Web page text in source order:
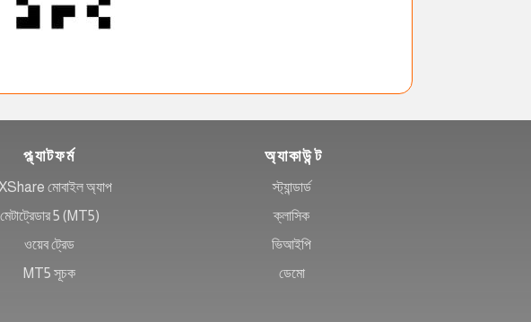
প্ল্যাটফর্ম
মোবাইল অ্যাপ
মেটাট্রেডার 5 (MT5)
ওয়েব ট্রেড
MT5 সূচক
অ্যাকাউন্ট
স্ট্যান্ডার্ড
ক্লাসিক
ভিআইপি
ডেমো